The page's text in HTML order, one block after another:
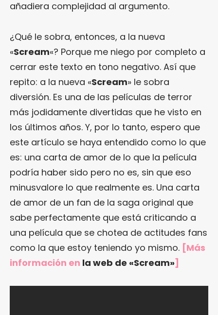
añadiera complejidad al argumento.
¿Qué le sobra, entonces, a la nueva
«Scream«? Porque me niego por completo a
cerrar este texto en tono negativo. Así que
repito: a la nueva «Scream» le sobra
diversión. Es una de las películas de terror
más jodidamente divertidas que he visto en
los últimos años. Y, por lo tanto, espero que
este artículo se haya entendido como lo que
es: una carta de amor de lo que la película
podría haber sido pero no es, sin que eso
minusvalore lo que realmente es. Una carta
de amor de un fan de la saga original que
sabe perfectamente que está criticando a
una película que se chotea de actitudes fans
como la que estoy teniendo yo mismo. [Más
información en la web de «Scream»]